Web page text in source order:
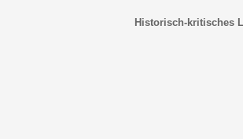
Historisch-kritisches